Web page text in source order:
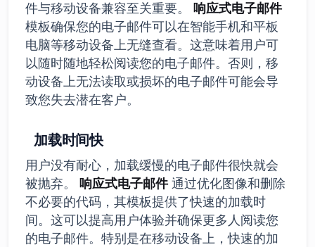
件与移动设备兼容至关重要。 响应式电子邮件
模板确保您的电子邮件可以在智能手机和平板
电脑等移动设备上无缝查看。这意味着用户可
以随时随地轻松阅读您的电子邮件。否则，移
动设备上无法读取或损坏的电子邮件可能会导
致您失去潜在客户。
加载时间快
用户没有耐心，加载缓慢的电子邮件很快就会
被抛弃。 响应式电子邮件通过优化图像和删除
不必要的代码，其模板提供了快速的加载时
间。这可以提高用户体验并确保更多人阅读您
的电子邮件。特别是在移动设备上，快速的加